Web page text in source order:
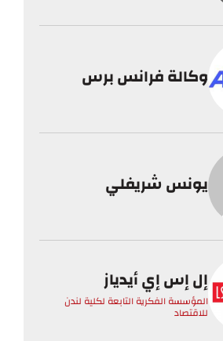
وكالة فرانس برس
يونس شريفلي
إل إس إي أيدياز
المؤسسة الفكرية التابعة لكلية لندن
للاقتصاد